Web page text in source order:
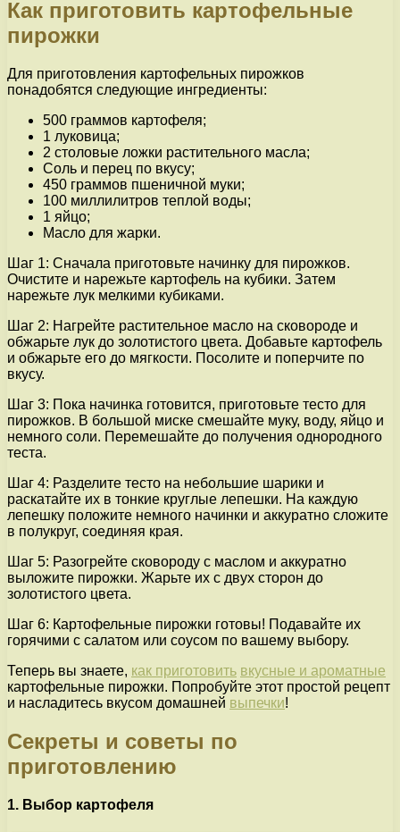
Как приготовить картофельные
пирожки
Для приготовления картофельных пирожков
понадобятся следующие ингредиенты:
500 граммов картофеля;
1 луковица;
2 столовые ложки растительного масла;
Соль и перец по вкусу;
450 граммов пшеничной муки;
100 миллилитров теплой воды;
1 яйцо;
Масло для жарки.
Шаг 1: Сначала приготовьте начинку для пирожков.
Очистите и нарежьте картофель на кубики. Затем
нарежьте лук мелкими кубиками.
Шаг 2: Нагрейте растительное масло на сковороде и
обжарьте лук до золотистого цвета. Добавьте картофель
и обжарьте его до мягкости. Посолите и поперчите по
вкусу.
Шаг 3: Пока начинка готовится, приготовьте тесто для
пирожков. В большой миске смешайте муку, воду, яйцо и
немного соли. Перемешайте до получения однородного
теста.
Шаг 4: Разделите тесто на небольшие шарики и
раскатайте их в тонкие круглые лепешки. На каждую
лепешку положите немного начинки и аккуратно сложите
в полукруг, соединяя края.
Шаг 5: Разогрейте сковороду с маслом и аккуратно
выложите пирожки. Жарьте их с двух сторон до
золотистого цвета.
Шаг 6: Картофельные пирожки готовы! Подавайте их
горячими с салатом или соусом по вашему выбору.
Теперь вы знаете, как приготовить вкусные и ароматные
картофельные пирожки. Попробуйте этот простой рецепт
и насладитесь вкусом домашней выпечки!
Секреты и советы по
приготовлению
1. Выбор картофеля